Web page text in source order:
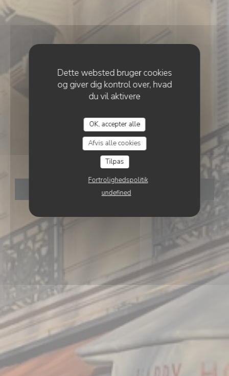
Dette websted bruger cookies
og giver dig kontrol over, hvad
du vil aktivere
OK, accepter alle
Afvis alle cookies
Tilpas
Fortrolighedspolitik
undefined
Le Grand Comptoir
d'Anvers
BOOK ET BORD
LE GRAND COMPTOIR D'ANVERS